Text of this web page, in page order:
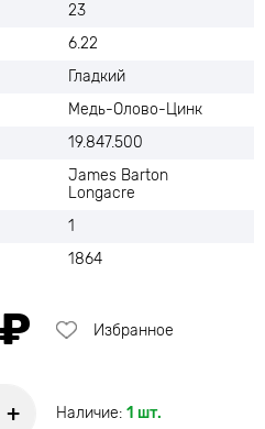
23
6.22
Гладкий
Медь-Олово-Цинк
19.847.500
James Barton
Longacre
1
1864
Избранное
+ Наличие: 1 шт.